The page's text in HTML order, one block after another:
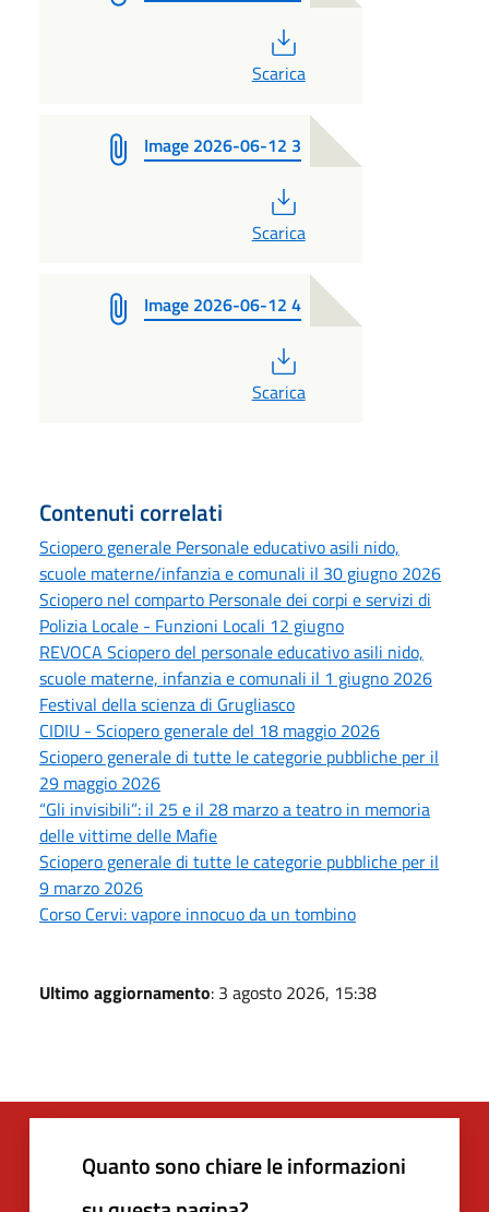
Scarica
Image 2026-06-12 3
Scarica
Image 2026-06-12 4
Scarica
Contenuti correlati
Sciopero generale Personale educativo asili nido,
scuole materne/infanzia e comunali il 30 giugno 2026
Sciopero nel comparto Personale dei corpi e servizi di
Polizia Locale - Funzioni Locali 12 giugno
REVOCA Sciopero del personale educativo asili nido,
scuole materne, infanzia e comunali il 1 giugno 2026
Festival della scienza di Grugliasco
CIDIU - Sciopero generale del 18 maggio 2026
Sciopero generale di tutte le categorie pubbliche per il
29 maggio 2026
“Gli invisibili”: il 25 e il 28 marzo a teatro in memoria
delle vittime delle Mafie
Sciopero generale di tutte le categorie pubbliche per il
9 marzo 2026
Corso Cervi: vapore innocuo da un tombino
Ultimo aggiornamento: 3 agosto 2026, 15:38
Quanto sono chiare le informazioni